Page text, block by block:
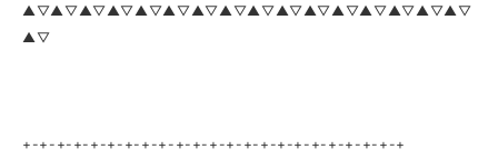
▲▽▲▽▲▽▲▽▲▽▲▽▲▽▲▽▲▽▲▽▲▽▲▽▲▽▲▽▲▽▲▽
▲▽
+-+-+-+-+-+-+-+-+-+-+-+-+-+-+-+-+-+-+-+-+-+-+